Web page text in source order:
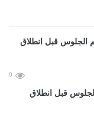
0
قبل انطلاق